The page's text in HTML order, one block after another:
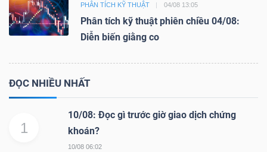
PHÂN TÍCH KỸ THUẬT 04/08 13:05
Phân tích kỹ thuật phiên chiều 04/08:
Diễn biến giằng co
ĐỌC NHIỀU NHẤT
1
10/08: Đọc gì trước giờ giao dịch chứng
khoán?
10/08 06:02